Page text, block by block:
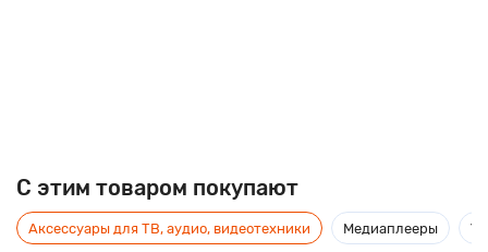
C этим товаром покупают
Аксессуары для ТВ, аудио, видеотехники Медиаплееры